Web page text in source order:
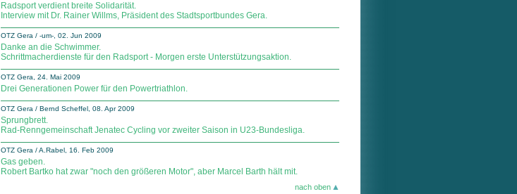
Radsport verdient breite Solidarität.
Interview mit Dr. Rainer Willms, Präsident des Stadtsportbundes Gera.
OTZ Gera / -um-, 02. Jun 2009
Danke an die Schwimmer.
Schrittmacherdienste für den Radsport - Morgen erste Unterstützungsaktion.
OTZ Gera, 24. Mai 2009
Drei Generationen Power für den Powertriathlon.
OTZ Gera / Bernd Scheffel, 08. Apr 2009
Sprungbrett.
Rad-Renngemeinschaft Jenatec Cycling vor zweiter Saison in U23-Bundesliga.
OTZ Gera / A.Rabel, 16. Feb 2009
Gas geben.
Robert Bartko hat zwar "noch den größeren Motor", aber Marcel Barth hält mit.
nach oben